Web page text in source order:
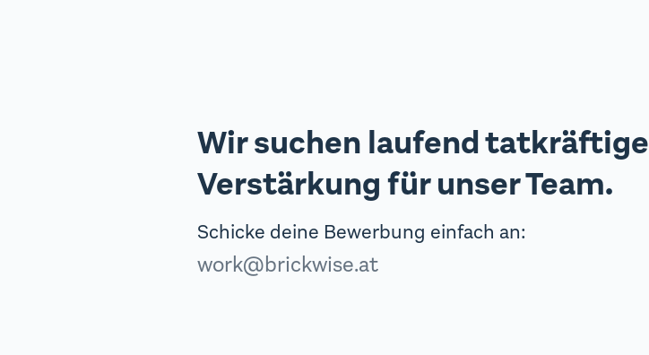
Wir suchen laufend tatkräftige
Verstärkung für unser Team.
Schicke deine Bewerbung einfach an:
work@brickwise.at